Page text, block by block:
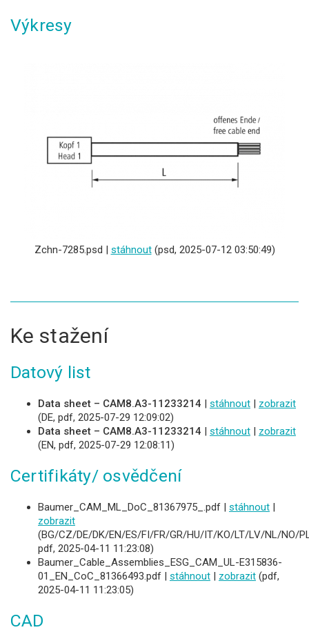
Výkresy
Zchn-7285.psd | stáhnout(psd, 2025-07-12 03:50:49)
Ke stažení
Datový list
Data sheet – CAM8.A3-11233214 | stáhnout | zobrazit
(DE, pdf, 2025-07-29 12:09:02)
Data sheet – CAM8.A3-11233214 | stáhnout | zobrazit
(EN, pdf, 2025-07-29 12:08:11)
Certifikáty/ osvědčení
Baumer_CAM_ML_DoC_81367975_.pdf | stáhnout |
zobrazit
(BG/CZ/DE/DK/EN/ES/FI/FR/GR/HU/IT/KO/LT/LV/NL/NO/
pdf, 2025-04-11 11:23:08)
Baumer_Cable_Assemblies_ESG_CAM_UL-E315836-
01_EN_CoC_81366493.pdf | stáhnout | zobrazit (pdf,
2025-04-11 11:23:05)
CAD